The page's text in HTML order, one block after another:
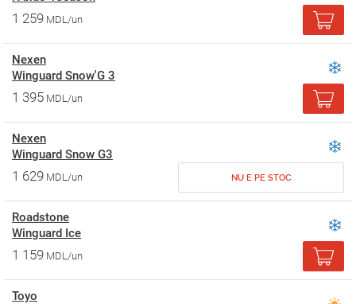
1 259 MDL/un
Nexen
Winguard Snow'G 3
1 395 MDL/un
Nexen
Winguard Snow G3
1 629 MDL/un NU E PE STOC
Roadstone
Winguard Ice
1 159 MDL/un
Toyo